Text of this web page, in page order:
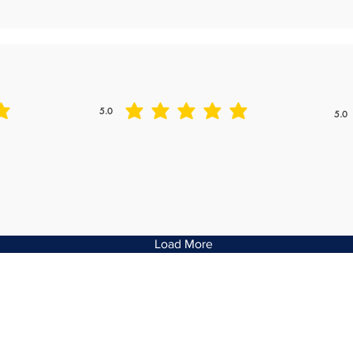
5.0
平均評等為 5 ，滿分 5 分 5.0
平均
Load More